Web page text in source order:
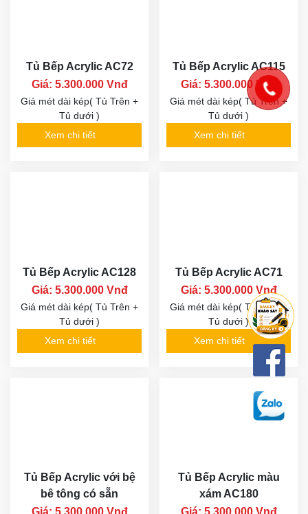
Tủ Bếp Acrylic AC72
Giá: 5.300.000 Vnđ
Giá mét dài kép( Tủ Trên +
Tủ dưới )
Xem chi tiết
Tủ Bếp Acrylic AC115
Giá: 5.300.000 Vnđ
Giá mét dài kép( Tủ Trên +
Tủ dưới )
Xem chi tiết
Tủ Bếp Acrylic AC128
Giá: 5.300.000 Vnđ
Giá mét dài kép( Tủ Trên +
Tủ dưới )
Xem chi tiết
Tủ Bếp Acrylic AC71
Giá: 5.300.000 Vnđ
Giá mét dài kép( Tủ Trên +
Tủ dưới )
Xem chi tiết
Tủ Bếp Acrylic với bệ
bê tông có sẵn
Tủ Bếp Acrylic màu
xám AC180